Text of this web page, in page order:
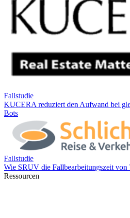
Ressourcen